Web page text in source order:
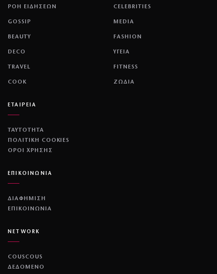
ΡΟΗ ΕΙΔΗΣΕΩΝ CELEBRITIES
GOSSIP MEDIA
BEAUTY FASHION
DECO ΥΓΕΙΑ
TRAVEL FITNESS
COOK ΖΩΔΙΑ
ΕΤΑΙΡΕΙΑ
ΤΑΥΤΟΤΗΤΑ
ΠΟΛΙΤΙΚΉ COOKIES
ΌΡΟΙ ΧΡΉΣΗΣ
ΕΠΙΚΟΙΝΩΝΙΑ
ΔΙΑΦΗΜΙΣΗ
ΕΠΙΚΟΙΝΩΝΙΑ
NETWORK
COUSCOUS
ΔΕΔΟΜΕΝΟ